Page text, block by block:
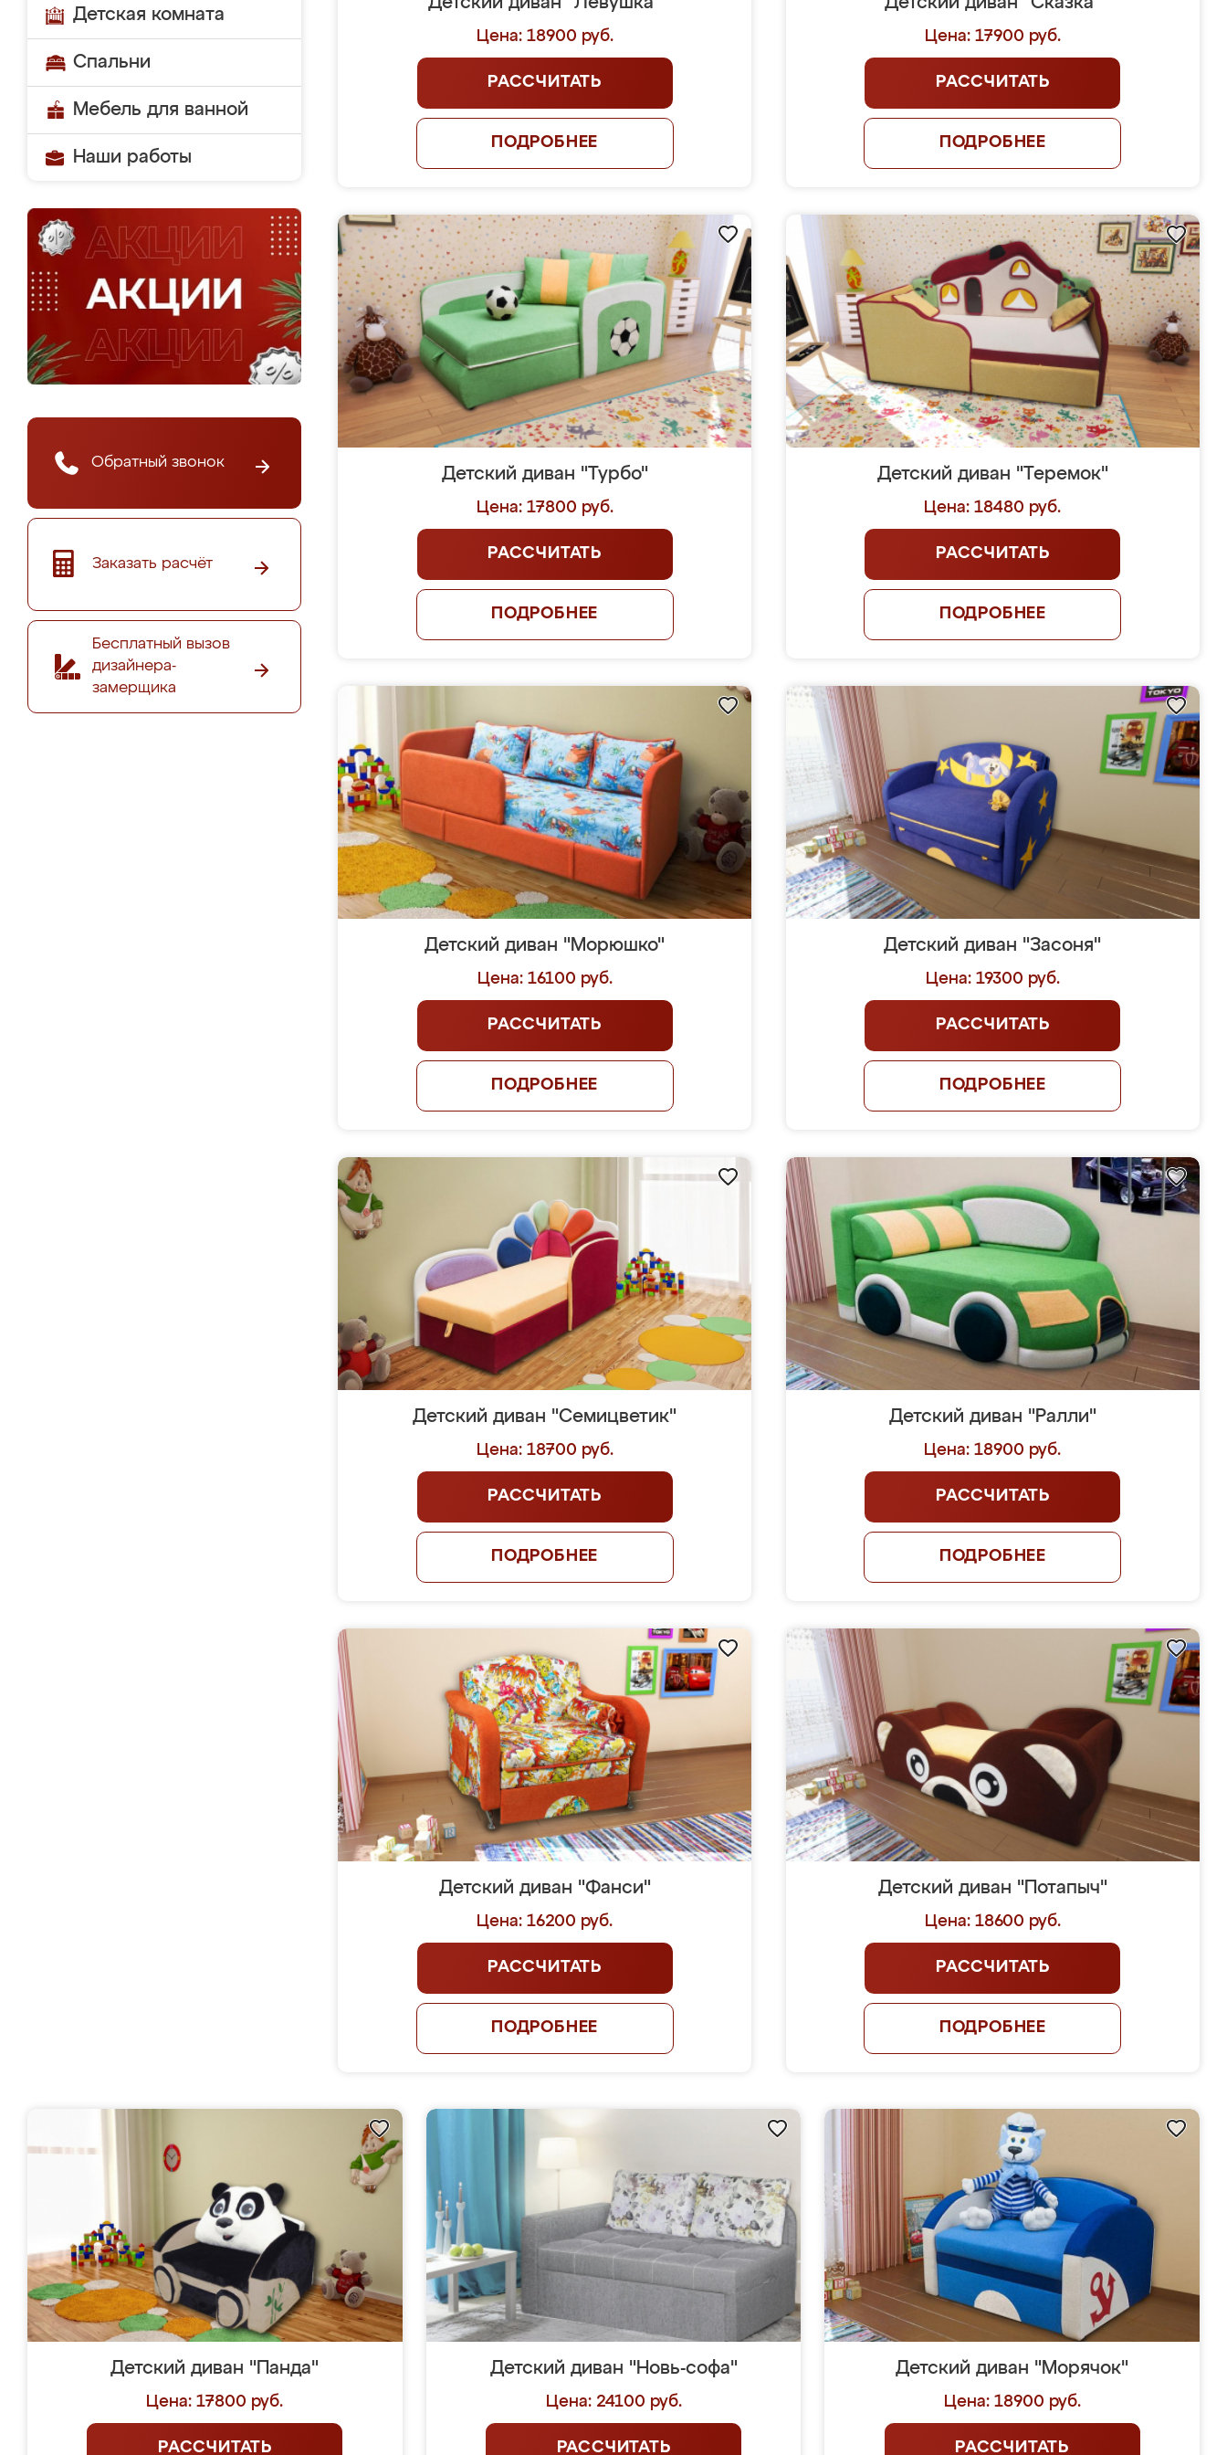
Детская комната
Спальни
Мебель для ванной
Наши работы
Обратный звонок
Заказать расчёт
Бесплатный вызов
дизайнера-
замерщика
Цена: 18900 руб.
РАССЧИТАТЬ
ПОДРОБНЕЕ
Цена: 17900 руб.
РАССЧИТАТЬ
ПОДРОБНЕЕ
Детский диван "Турбо"
Цена: 17800 руб.
РАССЧИТАТЬ
ПОДРОБНЕЕ
Детский диван "Теремок"
Цена: 18480 руб.
РАССЧИТАТЬ
ПОДРОБНЕЕ
Детский диван "Морюшко"
Цена: 16100 руб.
РАССЧИТАТЬ
ПОДРОБНЕЕ
Детский диван "Засоня"
Цена: 19300 руб.
РАССЧИТАТЬ
ПОДРОБНЕЕ
Детский диван "Семицветик"
Цена: 18700 руб.
РАССЧИТАТЬ
ПОДРОБНЕЕ
Детский диван "Ралли"
Цена: 18900 руб.
РАССЧИТАТЬ
ПОДРОБНЕЕ
Детский диван "Фанси"
Цена: 16200 руб.
РАССЧИТАТЬ
ПОДРОБНЕЕ
Детский диван "Потапыч"
Цена: 18600 руб.
РАССЧИТАТЬ
ПОДРОБНЕЕ
Детский диван "Панда"
Цена: 17800 руб.
РАССЧИТАТЬ
Детский диван "Новь-софа"
Цена: 24100 руб.
РАССЧИТАТЬ
Детский диван "Морячок"
Цена: 18900 руб.
РАССЧИТАТЬ